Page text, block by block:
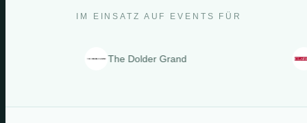
IM EINSATZ AUF EVENTS FÜR
The Dolder Grand